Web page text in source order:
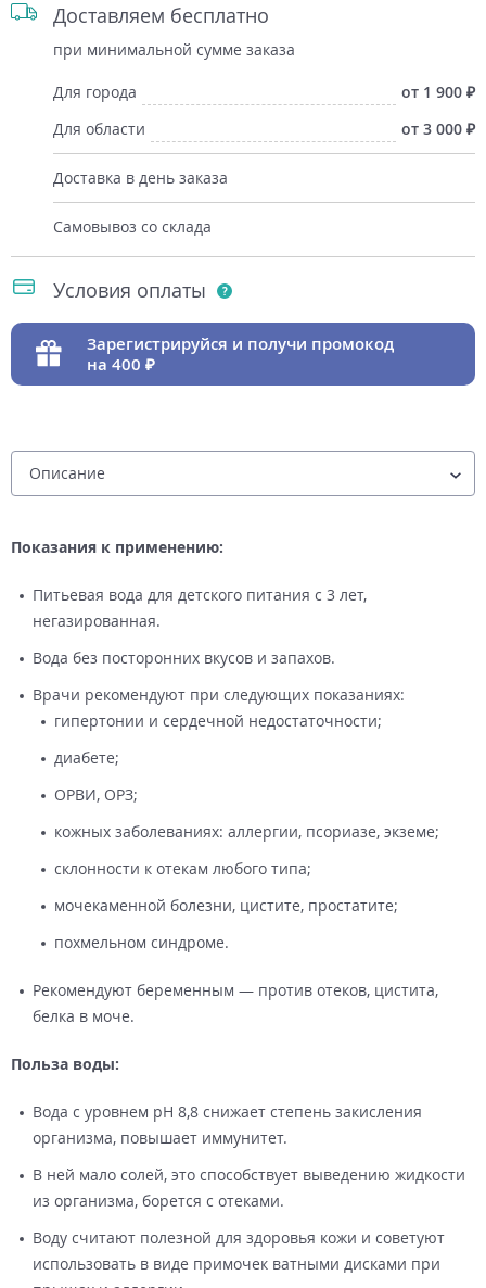
Доставляем бесплатно
при минимальной сумме заказа
Для города
от 1 900
Для области
от 3 000
Доставка в день заказа
Самовывоз со склада
Условия оплаты
Зарегистрируйся и получи промокод
на 400
Показания к применению:
Питьевая вода для детского питания с 3 лет,
негазированная.
Вода без посторонних вкусов и запахов.
Врачи рекомендуют при следующих показаниях:
гипертонии и сердечной недостаточности;
диабете;
ОРВИ, ОРЗ;
кожных заболеваниях: аллергии, псориазе, экземе;
склонности к отекам любого типа;
мочекаменной болезни, цистите, простатите;
похмельном синдроме.
Рекомендуют беременным — против отеков, цистита,
белка в моче.
Польза воды:
Вода с уровнем pH 8,8 снижает степень закисления
организма, повышает иммунитет.
В ней мало солей, это способствует выведению жидкости
из организма, борется с отеками.
Воду считают полезной для здоровья кожи и советуют
использовать в виде примочек ватными дисками при